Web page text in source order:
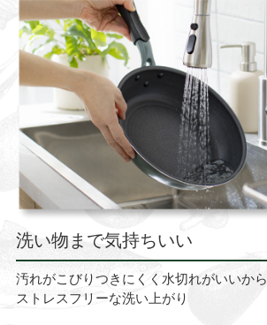
洗い物まで気持ちいい
汚れがこびりつきにくく水切れがいいから
ストレスフリーな洗い上がり